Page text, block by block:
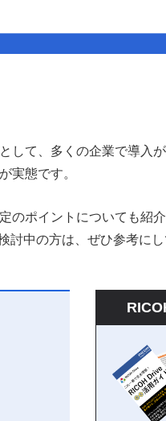
して、多くの企業で導入
実態です。
のポイントについても紹
中の方は、ぜひ参考にし